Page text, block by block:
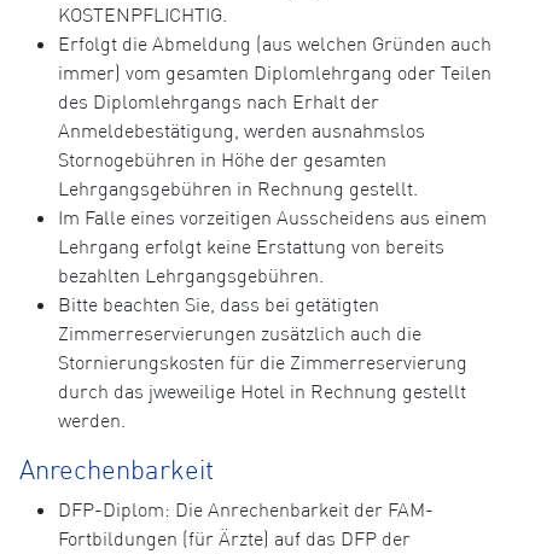
KOSTENPFLICHTIG.
Erfolgt die Abmeldung (aus welchen Gründen auch
immer) vom gesamten Diplomlehrgang oder Teilen
des Diplomlehrgangs nach Erhalt der
Anmeldebestätigung, werden ausnahmslos
Stornogebühren in Höhe der gesamten
Lehrgangsgebühren in Rechnung gestellt.
Im Falle eines vorzeitigen Ausscheidens aus einem
Lehrgang erfolgt keine Erstattung von bereits
bezahlten Lehrgangsgebühren.
Bitte beachten Sie, dass bei getätigten
Zimmerreservierungen zusätzlich auch die
Stornierungskosten für die Zimmerreservierung
durch das jweweilige Hotel in Rechnung gestellt
werden.
Anrechenbarkeit
DFP-Diplom: Die Anrechenbarkeit der FAM-
Fortbildungen (für Ärzte) auf das DFP der